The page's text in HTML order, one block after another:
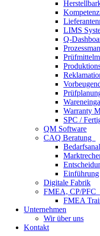
LIMS
Q-
Warranty
SPC /
QM Software
CAQ Beratung
Einführung
Digitale Fabrik
FMEA, CP/PFC
FMEA
Unternehmen
Wir über uns
Kontakt